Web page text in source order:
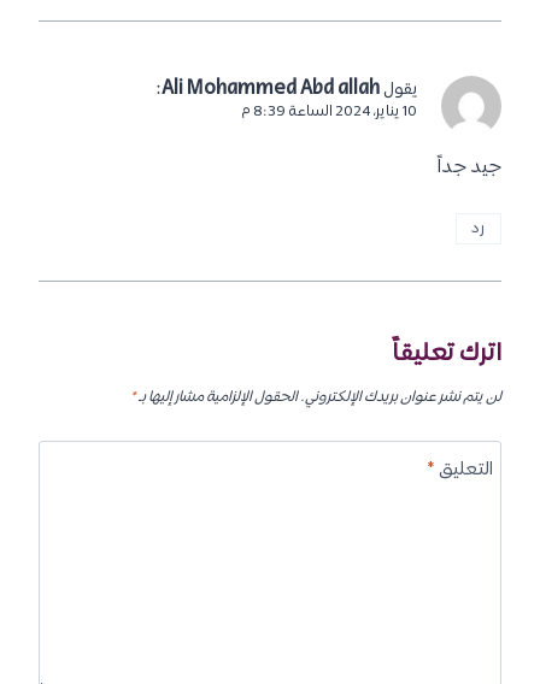
يقول Ali Mohammed Abd allah
:
10 يناير، 2024 الساعة 8:39 م
جيد جداً
رد
اترك تعليقاً
لن يتم نشر عنوان بريدك الإلكتروني.الحقول الإلزامية مشار إليها بـ*
التعليق*